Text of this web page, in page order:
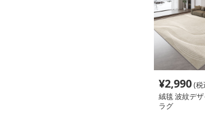
¥2,990(税
絨毯 波紋デザ
ラグ